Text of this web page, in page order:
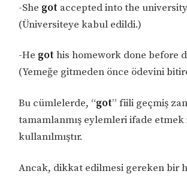
-She got accepted into the
(Üniversiteye kabul edildi.)
-He gothis homework done before
(Yemeğe gitmeden önce ödevini
Bu cümlelerde, “got” fiili geçmiş
tamamlanmış eylemleri ifade etmek
kullanılmıştır.
Ancak, dikkat edilmesi gereken bir